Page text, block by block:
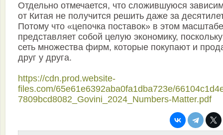
Отдельно отмечается, что сложившуюся
от Китая не получится решить даже за
Потому что «цепочка поставок» в этом масштабе
представляет собой целую экономику,
сеть множества фирм, которые покупают и
друг у друга.
https://cdn.prod.website-
files.com/65e61e6392aba0fa1dba723e/
7809bcd8082_Govini_2024_Numbers-Matter.pdf